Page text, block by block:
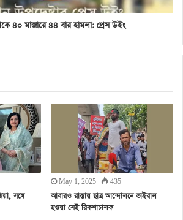
৪০ মাজারে ৪৪ বার হামলা: প্রেস উইং
সঙ্গে
May 1, 2025 435
আবারও রাস্তায় ছাত্র আন্দোলনে ভাইরাল
হওয়া সেই রিকশাচালক